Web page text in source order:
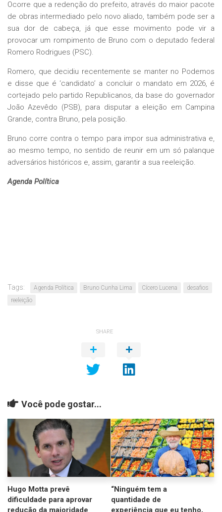
Ocorre que a redenção do prefeito, através do maior pacote
de obras intermediado pelo novo aliado, também pode ser a
sua dor de cabeça, já que esse movimento pode vir a
provocar um rompimento de Bruno com o deputado federal
Romero Rodrigues (PSC).
Romero, que decidiu recentemente se manter no Podemos
e disse que é ‘candidato’ a concluir o mandato em 2026, é
cortejado pelo partido Republicanos, da base do governador
João Azevêdo (PSB), para disputar a eleição em Campina
Grande, contra Bruno, pela posição.
Bruno corre contra o tempo para impor sua administrativa e,
ao mesmo tempo, no sentido de reunir em um só palanque
adversários históricos e, assim, garantir a sua reeleição.
Agenda Política
Tags: Agenda Política Bruno Cunha Lima Cícero Lucena
desafios
reeleição
SHARE
Você pode gostar...
Hugo Motta prevê
dificuldade para aprovar
redução da maioridade
“Ninguém tem a
quantidade de
experiência que eu tenho,